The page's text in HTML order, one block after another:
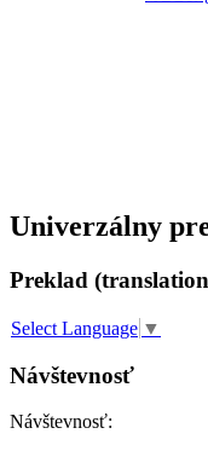
Univerzálny
Preklad
Select Language ▼
Návštevnosť
Návštevnosť: